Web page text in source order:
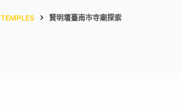
TEMPLES 賢明壇臺南市寺廟探索